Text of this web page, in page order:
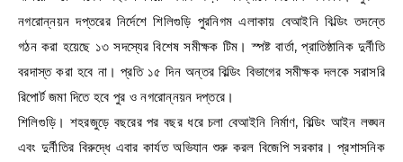
নগরোন্নয়ন দপ্তরের নির্দেশে শিলিগুড়ি পুরনিগম এলাকায় বেআইনি বিল্ডিং তদন্তে
গঠন করা হয়েছে ১৩ সদস্যের বিশেষ সমীক্ষক টিম। স্পষ্ট বার্তা, প্রাতিষ্ঠানিক দুর্নীতি
বরদাস্ত করা হবে না। প্রতি ১৫ দিন অন্তর বিল্ডিং বিভাগের সমীক্ষক দলকে সরাসরি
রিপোর্ট জমা দিতে হবে পুর ও নগরোন্নয়ন দপ্তরে।
শিলিগুড়ি। শহরজুড়ে বছরের পর বছর ধরে চলা বেআইনি নির্মাণ, বিল্ডিং আইন লঙ্ঘন
এবং দুর্নীতির বিরুদ্ধে এবার কার্যত অভিযান শুরু করল বিজেপি সরকার। প্রশাসনিক